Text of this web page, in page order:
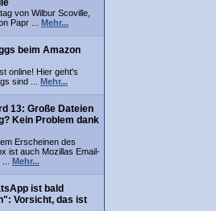
von Wilbur Scoville,
Papr ... Mehr...
beim Amazon
online! Hier geht's
sind ... Mehr...
13: Große Dateien
Kein Problem dank
Erscheinen des
ist auch Mozillas Email-
Mehr...
ist bald
Vorsicht, das ist